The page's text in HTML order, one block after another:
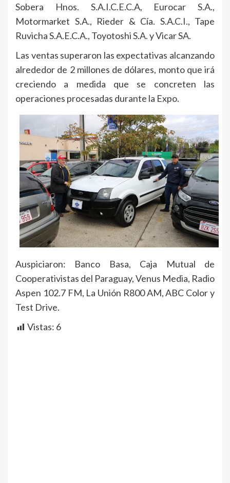
Sobera Hnos. S.A.I.C.E.C.A, Eurocar S.A.,
Motormarket S.A., Rieder & Cía. S.A.C.I., Tape
Ruvicha S.A.E.C.A., Toyotoshi S.A. y Vicar SA.
Las ventas superaron las expectativas alcanzando
alrededor de 2 millones de dólares, monto que irá
creciendo a medida que se concreten las
operaciones procesadas durante la Expo.
Auspiciaron: Banco Basa, Caja Mutual de
Cooperativistas del Paraguay, Venus Media, Radio
Aspen 102.7 FM, La Unión R800 AM, ABC Color y
Test Drive.
Vistas: 6